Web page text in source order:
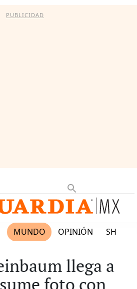
PUBLICIDAD
MUNDO OPINIÓN SHOW
llega a